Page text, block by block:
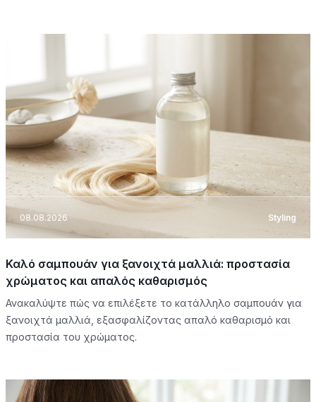
08.08.2026 Styling
Καλό σαμπουάν για ξανοιχτά μαλλιά: προστασία
χρώματος και απαλός καθαρισμός
Ανακαλύψτε πώς να επιλέξετε το κατάλληλο σαμπουάν για
ξανοιχτά μαλλιά, εξασφαλίζοντας απαλό καθαρισμό και
προστασία του χρώματος.